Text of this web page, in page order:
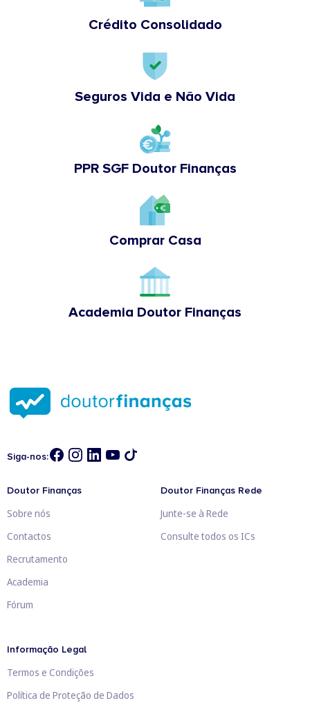
Crédito Consolidado
Seguros Vida e Não Vida
PPR SGF Doutor Finanças
Comprar Casa
Academia Doutor Finanças
Siga-nos:
Doutor Finanças
Sobre nós
Contactos
Recrutamento
Academia
Fórum
Doutor Finanças Rede
Junte-se à Rede
Consulte todos os ICs
Informação Legal
Termos e Condições
Política de Proteção de Dados